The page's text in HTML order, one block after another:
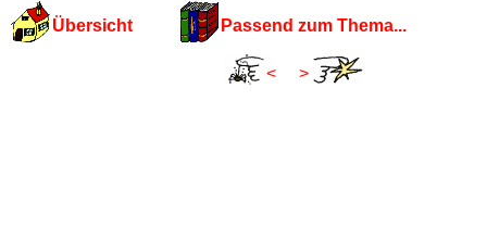
Übersicht Passend zum Thema...
< >